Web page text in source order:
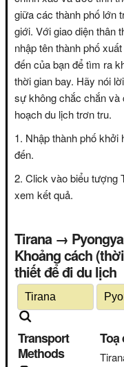
giữa các thành phố lớn
giới. Với giao diện thân
nhập tên thành phố
đến của bạn để tìm ra
thời gian bay. Hãy nói
sự không chắc chắn và
hoạch du lịch trơn tru.
Nhập thành phố khởi
đến.
Click vào biểu tượng
xem kết quả.
Tirana →
Khoảng cách
thiết để đi du lịch
Transport
Methods
Toạ